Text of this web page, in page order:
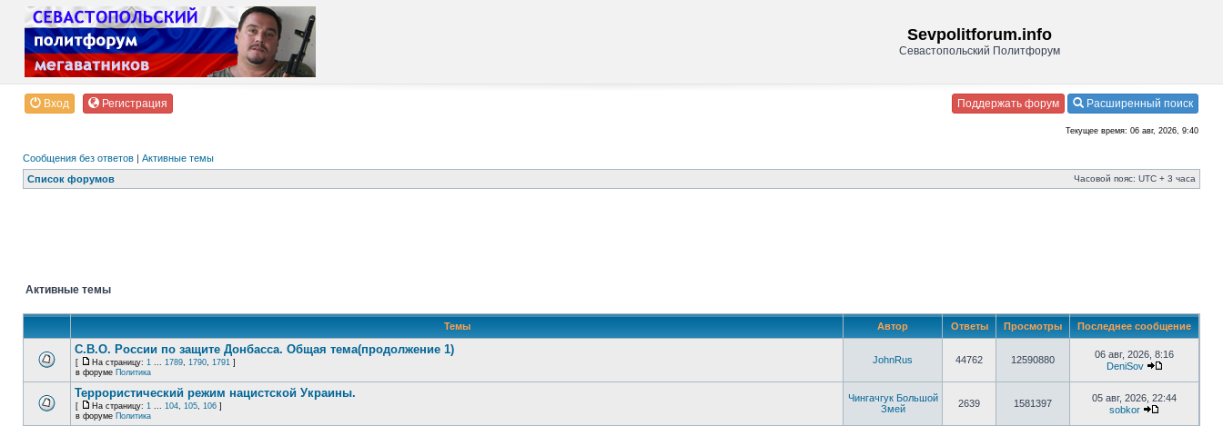
Sevpolitforum.info
Севастопольский Политфорум
Вход Регистрация Поддержать форум Расширенный поиск
Текущее время: 06 авг, 2026, 9:40
Сообщения без ответов | Активные темы
Список форумов
Часовой пояс: UTC + 3 часа
Активные темы
Темы Автор Ответы Просмотры Последнее сообщение
С.В.О. России по защите Донбасса. Общая тема(продолжение 1)
[ На страницу: 1 ... 1789, 1790, 1791 ]
в форуме Политика
JohnRus 44762 12590880
06 авг, 2026, 8:16
DeniSov
Террористический режим нацистской Украины.
[ На страницу: 1 ... 104, 105, 106 ]
в форуме Политика
Чингачгук Большой
Змей
2639 1581397
05 авг, 2026, 22:44
sobkor